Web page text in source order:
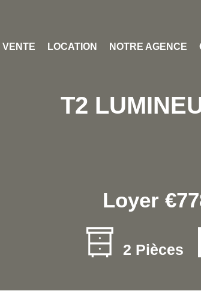
VENTE LOCATION NOTRE AGENCE
T2
Loyer
2 Pièces